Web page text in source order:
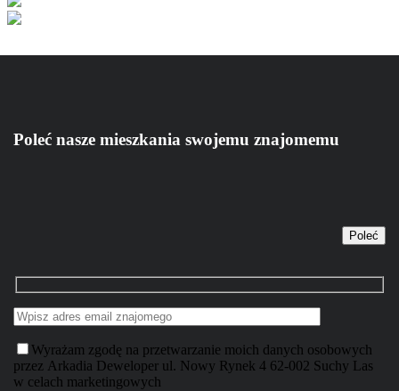
Poleć nasze mieszkania swojemu znajomemu
Poleć
Wyrażam zgodę na przetwarzanie moich danych osobowych
przez Arkadia Deweloper ul. Nowy Rynek 4 62-002 Suchy Las
w celach marketingowych